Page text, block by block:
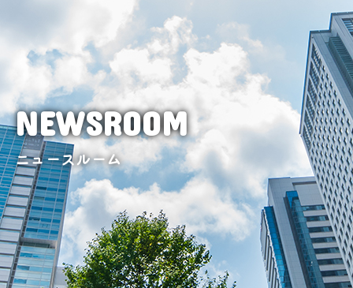
NEWSROOM
ニュースルーム